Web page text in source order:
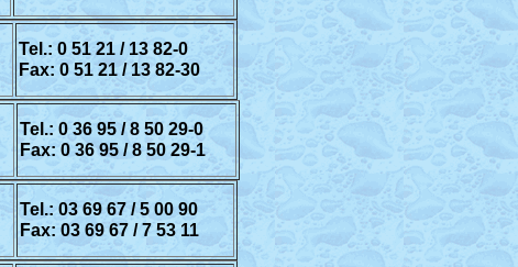
Tel.: 0 51 21 / 13 82-0
Fax: 0 51 21 / 13 82-30
Tel.: 0 36 95 / 8 50 29-0
Fax: 0 36 95 / 8 50 29-1
Tel.: 03 69 67 / 5 00 90
Fax: 03 69 67 / 7 53 11